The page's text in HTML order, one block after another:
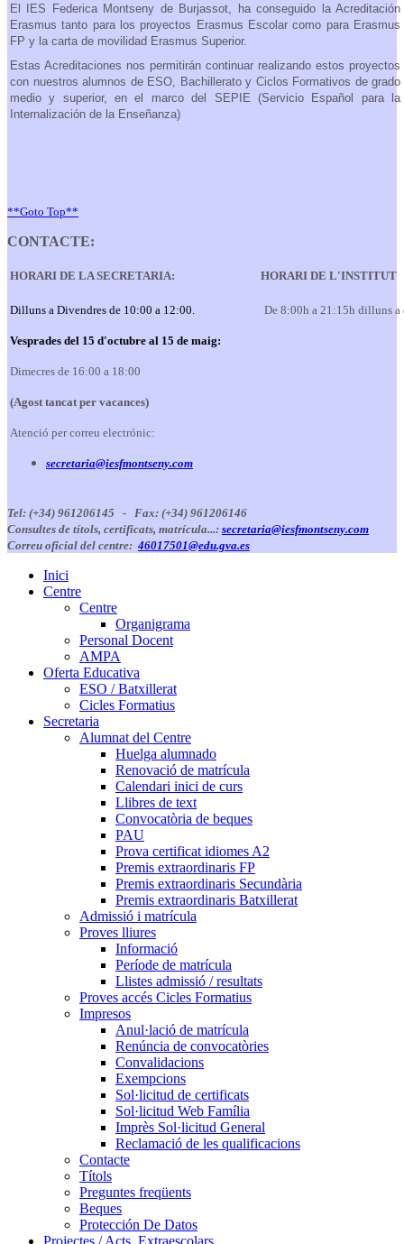
El IES Federica Montseny de Burjassot, ha conseguido la Acreditación
Erasmus tanto para los proyectos Erasmus Escolar como para Erasmus
FP y la carta de movilidad Erasmus Superior.
Estas Acreditaciones nos permitirán continuar realizando estos proyectos
con nuestros alumnos de ESO, Bachillerato y Ciclos Formativos de grado
medio y superior, en el marco del SEPIE (Servicio Español para la
Internalización de la Enseñanza)
**Goto Top**
CONTACTE:
HORARI DE LA SECRETARIA: HORARI DE L'INSTITUT
Dilluns a Divendres de 10:00 a 12:00.
Vesprades del 15 d'octubre al 15 de maig:
Dimecres de 16:00 a 18:00
(Agost tancat per vacances)
Atenció per correu electrónic:
secretaria@iesfmontseny.com
De 8:00h a 21:15h dilluns a
Tel: (+34) 961206145 - Fax: (+34) 961206146
Consultes de títols, certificats, matrícula...: secretaria@iesfmontseny.com
Correu oficial del centre: 46017501@edu.gva.es
Inici
Centre
Centre
Organigrama
Personal Docent
AMPA
Oferta Educativa
ESO / Batxillerat
Cicles Formatius
Secretaria
Alumnat del Centre
Huelga alumnado
Renovació de matrícula
Calendari inici de curs
Llibres de text
Convocatòria de beques
PAU
Prova certificat idiomes A2
Premis extraordinaris FP
Premis extraordinaris Secundària
Premis extraordinaris Batxillerat
Admissió i matrícula
Proves lliures
Informació
Període de matrícula
Llistes admissió / resultats
Proves accés Cicles Formatius
Impresos
Anul·lació de matrícula
Renúncia de convocatòries
Convalidacions
Exempcions
Sol·licitud de certificats
Sol·licitud Web Família
Imprès Sol·licitud General
Reclamació de les qualificacions
Contacte
Títols
Preguntes freqüents
Beques
Protección De Datos
Projectes / Acts. Extraescolars